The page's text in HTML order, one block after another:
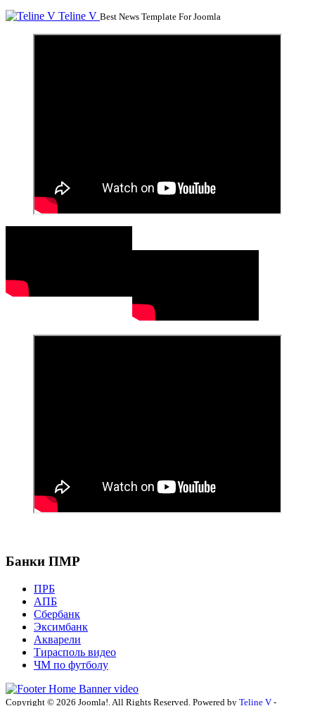
Teline V Best News Template For Joomla
Банки ПМР
ПРБ
АПБ
Сбербанк
Эксимбанк
Акварели
Тирасполь видео
ЧМ по футболу
Copyright © 2026 Joomla!. All Rights Reserved. Powered by Teline V -